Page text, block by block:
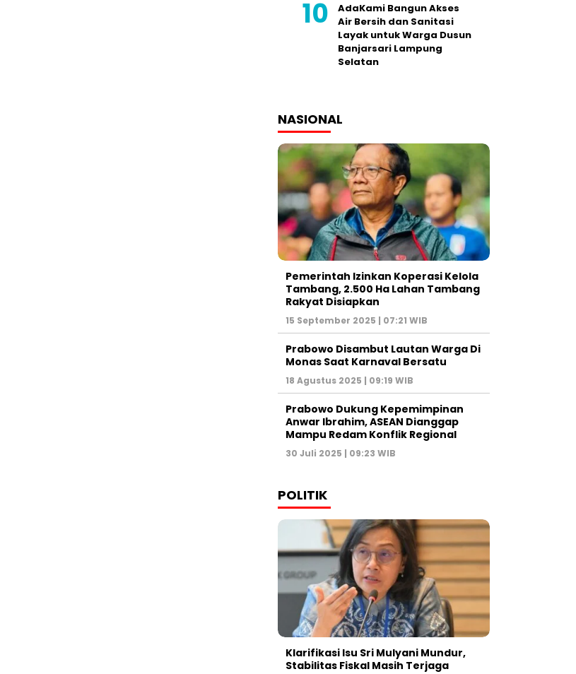
AdaKami Bangun Akses
Air Bersih dan Sanitasi
Layak untuk Warga Dusun
Banjarsari Lampung
Selatan
NASIONAL
Pemerintah Izinkan Koperasi Kelola
Tambang, 2.500 Ha Lahan Tambang
Rakyat Disiapkan
15 September 2025 | 07:21 WIB
Prabowo Disambut Lautan Warga Di
Monas Saat Karnaval Bersatu
18 Agustus 2025 | 09:19 WIB
Prabowo Dukung Kepemimpinan
Anwar Ibrahim, ASEAN Dianggap
Mampu Redam Konflik Regional
30 Juli 2025 | 09:23 WIB
POLITIK
Klarifikasi Isu Sri Mulyani Mundur,
Stabilitas Fiskal Masih Terjaga